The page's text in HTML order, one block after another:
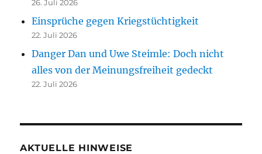
26. Juli 2026
Einsprüche gegen Kriegstüchtigkeit
22. Juli 2026
Danger Dan und Uwe Steimle: Doch nicht
alles von der Meinungsfreiheit gedeckt
22. Juli 2026
AKTUELLE HINWEISE